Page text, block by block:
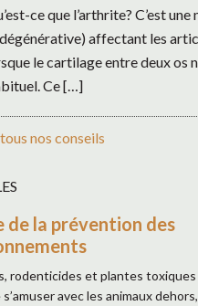
ce que l’arthrite? C’est une
affectant les
le cartilage entre deux os
Ce […]
nos conseils
de la prévention des
rodenticides et plantes toxiques
avec les animaux